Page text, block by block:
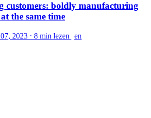
customers: boldly manufacturing
the same time
2023 ⋅ 8 min lezen en